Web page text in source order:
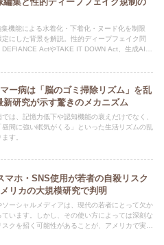
機能による水着化・下着化・ヌード化を制限
定にした背景を解説。性的ディープフェイク問
DEFIANCE ActやTAKE IT DOWN Act、生成AI企
ー病は「脳のゴミ掃除リズム」を乱
研究が示す驚きのメカニズム
は、記憶力低下や認知機能の衰えだけでなく、
昼間に強い眠気がくる」といった生活リズムの乱
す。
マホ・SNS使用が若者の自殺リスク
リカの大規模研究で判明
ソーシャルメディアは、現代の若者にとって欠か
います。しかし、その使い方によっては深刻な
スクを招く可能性があることが、アメリカで実施